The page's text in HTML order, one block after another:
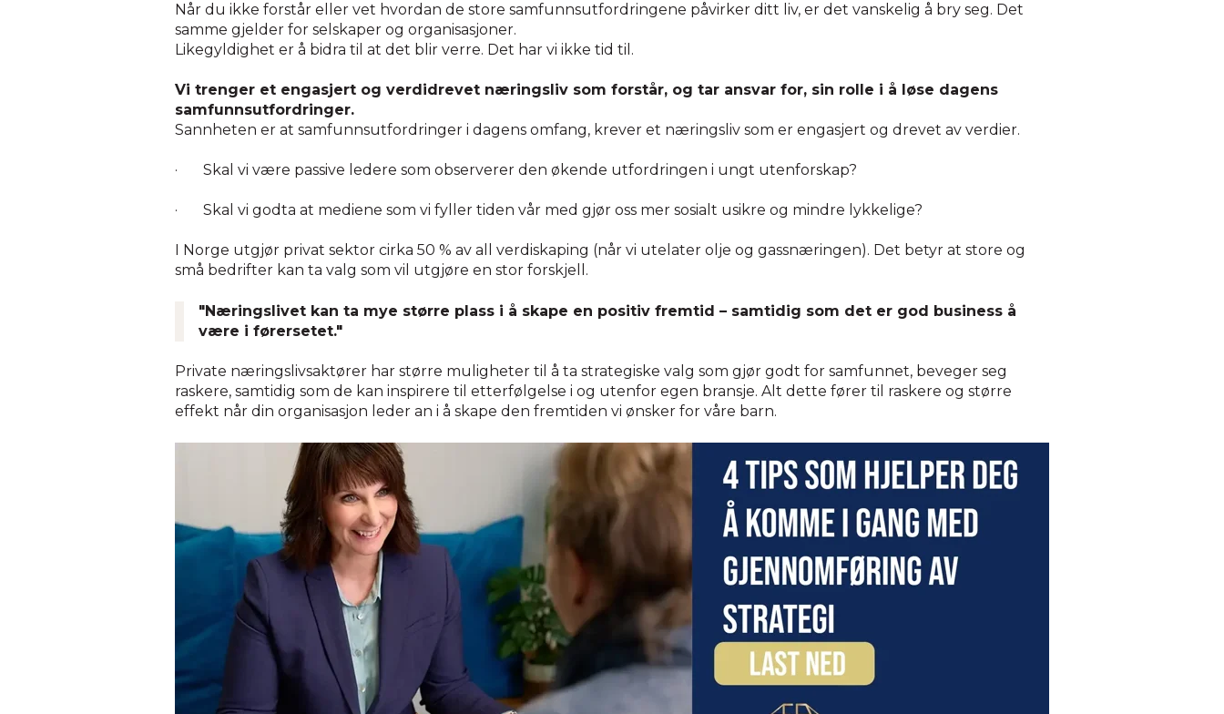
Når du ikke forstår eller vet hvordan de store samfunnsutfordringene påvirker ditt liv, er det vanskelig å bry seg. Det
samme gjelder for selskaper og organisasjoner.
Likegyldighet er å bidra til at det blir verre. Det har vi ikke tid til.
Vi trenger et engasjert og verdidrevet næringsliv som forstår, og tar ansvar for, sin rolle i å løse dagens
samfunnsutfordringer.
Sannheten er at samfunnsutfordringer i dagens omfang, krever et næringsliv som er engasjert og drevet av verdier.
· Skal vi være passive ledere som observerer den økende utfordringen i ungt utenforskap?
· Skal vi godta at mediene som vi fyller tiden vår med gjør oss mer sosialt usikre og mindre lykkelige?
I Norge utgjør privat sektor cirka 50 % av all verdiskaping (når vi utelater olje og gassnæringen). Det betyr at store og
små bedrifter kan ta valg som vil utgjøre en stor forskjell.
"Næringslivet kan ta mye større plass i å skape en positiv fremtid – samtidig som det er god business å
være i førersetet."
Private næringslivsaktører har større muligheter til å ta strategiske valg som gjør godt for samfunnet, beveger seg
raskere, samtidig som de kan inspirere til etterfølgelse i og utenfor egen bransje. Alt dette fører til raskere og større
effekt når din organisasjon leder an i å skape den fremtiden vi ønsker for våre barn.